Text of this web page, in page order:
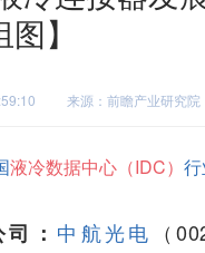
】
来源：前瞻产业研究院
液冷数据中心（IDC）
： 中航光电 （